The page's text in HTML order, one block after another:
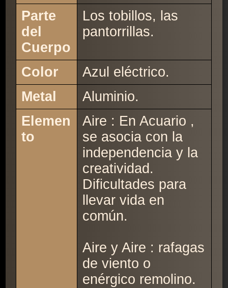
Parte
del
Cuerpo
Los tobillos, las
pantorrillas.
Color
Azul eléctrico.
Metal
Aluminio.
Elemen
to
Aire : En Acuario ,
se asocia con la
independencia y la
creatividad.
Dificultades para
llevar vida en
común.
Aire y Aire : rafagas
de viento o
enérgico remolino.